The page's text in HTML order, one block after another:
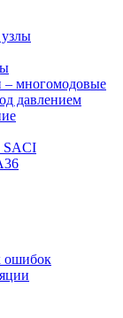
– многомодовые
давлением
SACI
ошибок